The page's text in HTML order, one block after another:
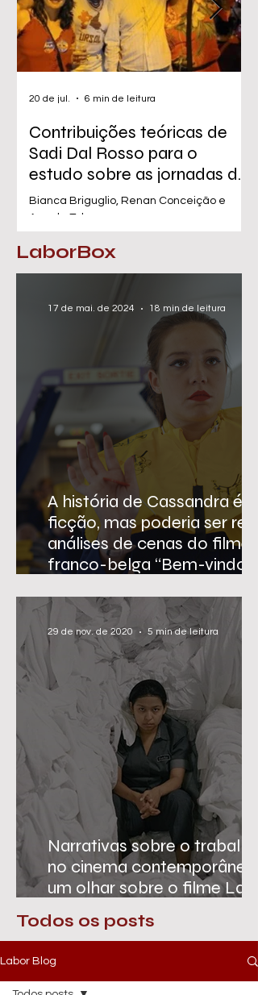
Contribuições teóricas de
Sadi Dal Rosso para o
estudo sobre as jornadas de
trabalho no Turismo
Bianca Briguglio, Renan Conceição e
Angela Teberga
20 de jul. 6 min de leitura
LaborBox
A história de Cassandra é
ficção, mas poderia ser real:
análises de cenas do filme
franco-belga “Bem-vindos a
17 de mai. de 2024 18 min de leitura
Narrativas sobre o trabalho
no cinema contemporâneo:
um olhar sobre o filme La
29 de nov. de 2020 5 min de leitura
Todos os posts
Labor Blog